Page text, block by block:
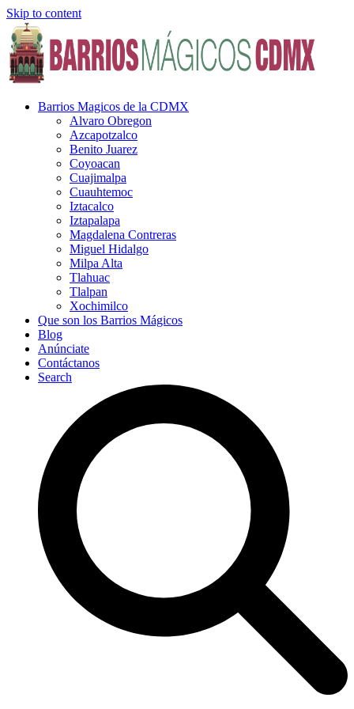
Skip to content
Barrios Magicos de la CDMX
Alvaro Obregon
Azcapotzalco
Benito Juarez
Coyoacan
Cuajimalpa
Cuauhtemoc
Iztacalco
Iztapalapa
Magdalena Contreras
Miguel Hidalgo
Milpa Alta
Tlahuac
Tlalpan
Xochimilco
Que son los Barrios Mágicos
Blog
Anúnciate
Contáctanos
Search